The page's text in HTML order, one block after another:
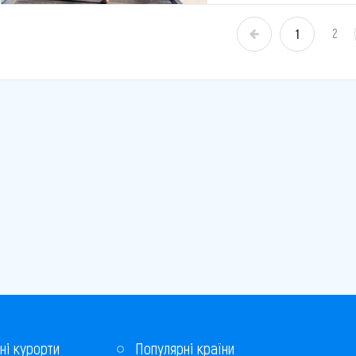
« 1 2
курорти Популярні країни